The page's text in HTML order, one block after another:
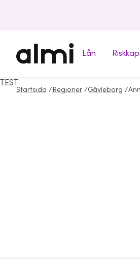
Lån
Startsida / Regioner /Gävleborg /
TEST